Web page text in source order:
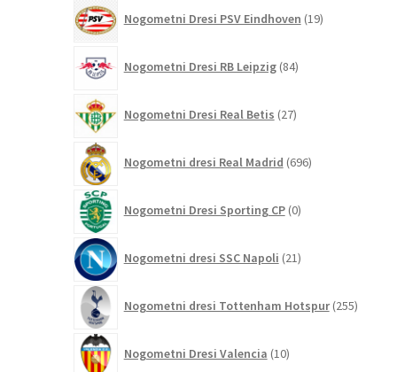
Nogometni Dresi PSV Eindhoven 19izdelkov
Nogometni Dresi RB Leipzig 84izdelkov
Nogometni Dresi Real Betis 27izdelkov
Nogometni dresi Real Madrid 696izdelkov
Nogometni Dresi Sporting CP 0izdelkov
Nogometni dresi SSC Napoli 21izdelkov
Nogometni dresi Tottenham Hotspur 255
Nogometni Dresi Valencia 10izdelkov